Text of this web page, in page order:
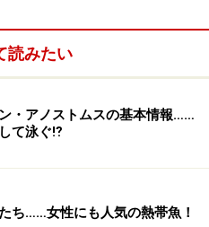
最新の内容をご確認くださ
サイズ、成長）などにより個体
個体へ一様に当てはまるわけで
1/3 次のページへ
読みたい
・アノストムスの基本情報……
て泳ぐ⁉
ち……女性にも人気の熱帯魚！